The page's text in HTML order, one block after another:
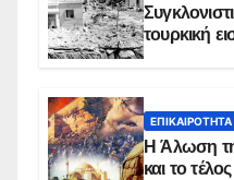
τουρκική
ΕΠΙΚΑΙΡΌΤΗΤΑ
Η Άλωση
και το